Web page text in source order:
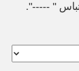
" -----".